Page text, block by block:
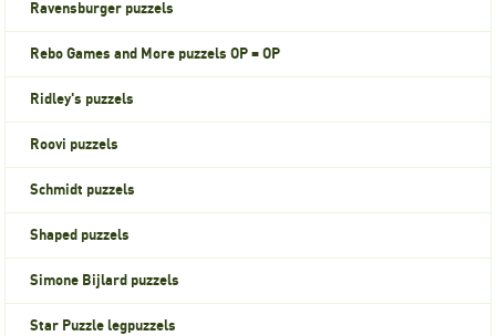
Ravensburger puzzels
Rebo Games and More puzzels OP = OP
Ridley's puzzels
Roovi puzzels
Schmidt puzzels
Shaped puzzels
Simone Bijlard puzzels
Star Puzzle legpuzzels